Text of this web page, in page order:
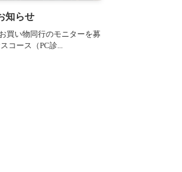
知らせ
買い物同行のモニターを募
コース（PC診...